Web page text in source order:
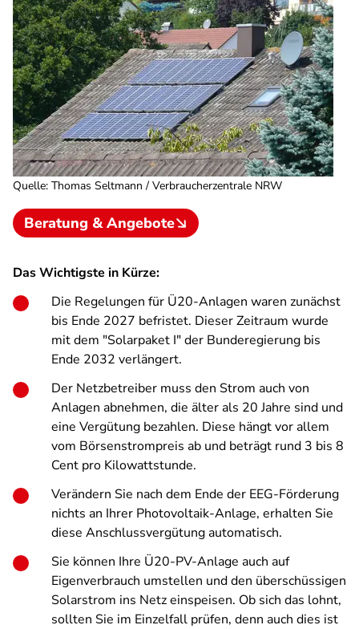
Quelle: Thomas Seltmann / Verbraucherzentrale NRW
Beratung & Angebote
Das Wichtigste in Kürze:
Die Regelungen für Ü20-Anlagen waren zunächst
bis Ende 2027 befristet. Dieser Zeitraum wurde
mit dem "Solarpaket I" der Bunderegierung bis
Ende 2032 verlängert.
Der Netzbetreiber muss den Strom auch von
Anlagen abnehmen, die älter als 20 Jahre sind und
eine Vergütung bezahlen. Diese hängt vor allem
vom Börsenstrompreis ab und beträgt rund 3 bis 8
Cent pro Kilowattstunde.
Verändern Sie nach dem Ende der EEG-Förderung
nichts an Ihrer Photovoltaik-Anlage, erhalten Sie
diese Anschlussvergütung automatisch.
Sie können Ihre Ü20-PV-Anlage auch auf
Eigenverbrauch umstellen und den überschüssigen
Solarstrom ins Netz einspeisen. Ob sich das lohnt,
sollten Sie im Einzelfall prüfen, denn auch dies ist